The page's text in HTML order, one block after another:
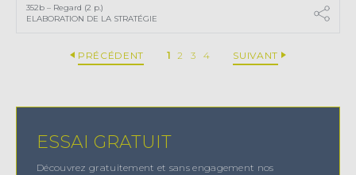
352b – Regard (2 p.)
ELABORATION DE LA STRATÉGIE
PRÉCÉDENT 1 2 3 4 SUIVANT
ESSAI GRATUIT
Découvrez gratuitement et sans engagement nos